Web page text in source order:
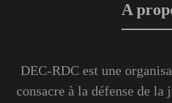
A
DEC-RDC est une
consacre à la défense de la